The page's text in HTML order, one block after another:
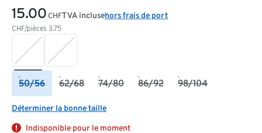
15.00 CHF
CHF/pièces 3.75
TVA inclusehors frais de port
50/56 62/68 74/80 86/92 98/104
Déterminer la bonne taille
Indisponible pour le moment